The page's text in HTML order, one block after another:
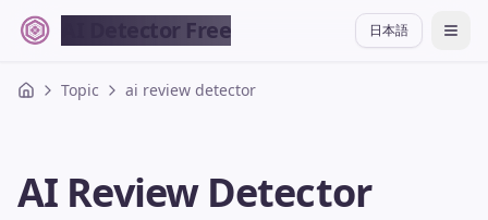
AI Detector Free 日本語 切换
Topic ai review detector
AI Review Detector